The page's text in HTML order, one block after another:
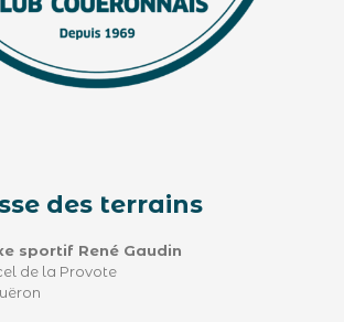
des terrains
sportif René Gaudin
de la Provote